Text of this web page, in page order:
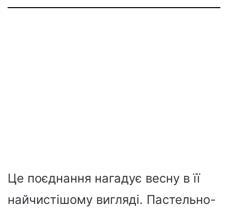
Це поєднання нагадує весну в її
найчистішому вигляді. Пастельно-